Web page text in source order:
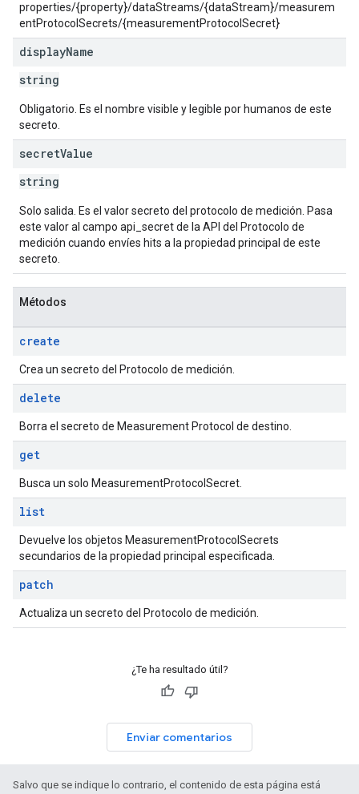
properties/{property}/dataStreams/{dataStream}/measurem
entProtocolSecrets/{measurementProtocolSecret}
displayName
string
Obligatorio. Es el nombre visible y legible por humanos de este
secreto.
secretValue
string
Solo salida. Es el valor secreto del protocolo de medición. Pasa
este valor al campo api_secret de la API del Protocolo de
medición cuando envíes hits a la propiedad principal de este
secreto.
Métodos
create
Crea un secreto del Protocolo de medición.
delete
Borra el secreto de Measurement Protocol de destino.
get
Busca un solo MeasurementProtocolSecret.
list
Devuelve los objetos MeasurementProtocolSecrets
secundarios de la propiedad principal especificada.
patch
Actualiza un secreto del Protocolo de medición.
¿Te ha resultado útil?
Enviar comentarios
Salvo que se indique lo contrario, el contenido de esta página está